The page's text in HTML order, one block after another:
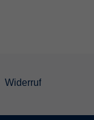
Widerruf